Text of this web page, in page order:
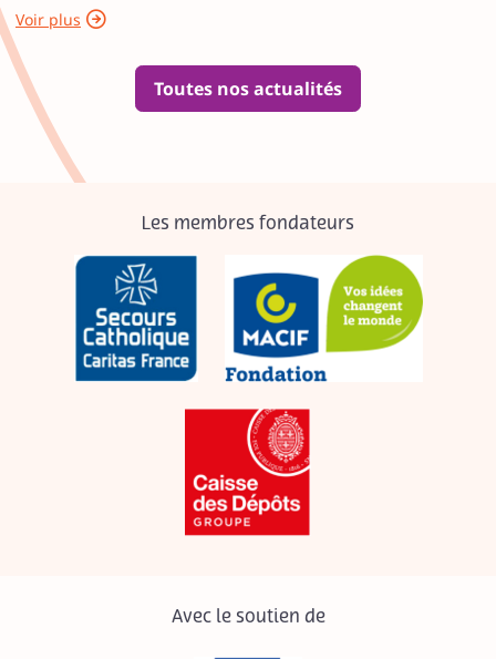
Voir plus
Toutes nos actualités
Les membres fondateurs
Avec le soutien de